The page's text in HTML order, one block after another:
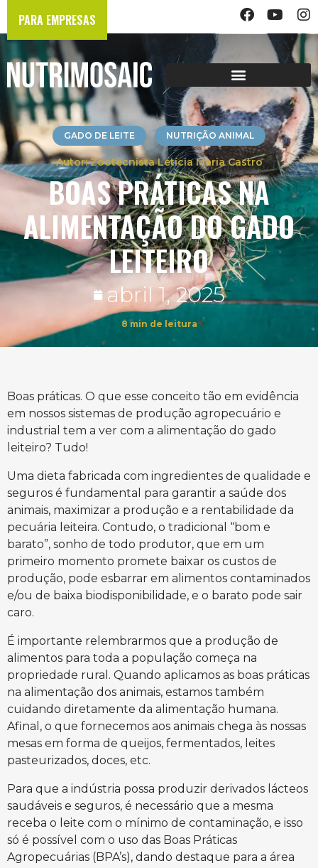
PARA EMPRESAS
GADO DE LEITE NUTRIÇÃO ANIMAL
Zootecnista Letícia Maria Castro
BOAS PRÁTICAS NA
ALIMENTAÇÃO DO GADO
LEITEIRO
abril 1, 2025
8 min de leitura
Boas práticas. O que esse conceito tão em evidência
em nossos sistemas de produção agropecuário e
industrial tem a ver com a alimentação do gado
leiteiro? Tudo!
Uma dieta fabricada com ingredientes de qualidade e
seguros é fundamental para garantir a saúde dos
animais, maximizar a produção e a rentabilidade da
pecuária leiteira. Contudo, o tradicional “bom e
barato”, sonho de todo produtor, que em um
primeiro momento promete baixar os custos de
produção, pode esbarrar em alimentos contaminados
e/ou de baixa biodisponibilidade, e o barato pode sair
caro.
É importante relembrarmos que a produção de
alimentos para toda a população começa na
propriedade rural. Quando aplicamos as boas práticas
na alimentação dos animais, estamos também
cuidando diretamente da alimentação humana.
Afinal, o que fornecemos aos animais chega às nossas
mesas em forma de queijos, fermentados, leites
pasteurizados, doces, etc.
Para que a indústria possa produzir derivados lácteos
saudáveis e seguros, é necessário que a mesma
receba o leite com o mínimo de contaminação, e isso
só é possível com o uso das Boas Práticas
Agropecuárias (BPA’s), dando destaque para a área